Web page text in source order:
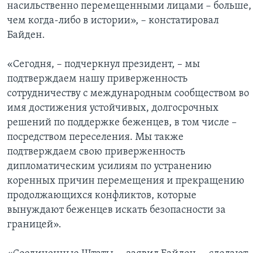
насильственно перемещенными лицами – больше,
чем когда-либо в истории», – констатировал
Байден.
«Сегодня, – подчеркнул президент, – мы
подтверждаем нашу приверженность
сотрудничеству с международным сообществом во
имя достижения устойчивых, долгосрочных
решений по поддержке беженцев, в том числе –
посредством переселения. Мы также
подтверждаем свою приверженность
дипломатическим усилиям по устранению
коренных причин перемещения и прекращению
продолжающихся конфликтов, которые
вынуждают беженцев искать безопасности за
границей».